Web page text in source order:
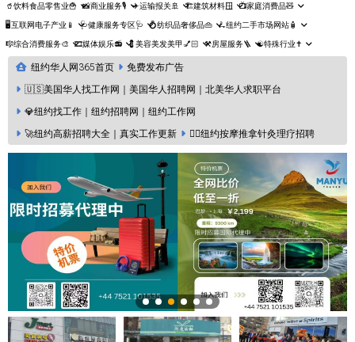
🥤饮料食品零售业🍟 📸商业服务🎙️ ✈️运输报关🚢 🏗️建筑材料🪟 📺家庭消费品🧸
🖥️互联网电子产业📱 🩺健康服务专区🩺 💍纺织品奢侈品👜 🛴纽约二手市场网站🧴
🎼综合消费服务🎨 🎞️媒体娱乐📻 💈美容美发美甲💅🏻 ⚒️房屋服务🪜 ☯️特殊行业✝️
纽约华人网365首页
免费发布广告
🇺🇸美国华人找工作网｜美国华人招聘网｜北美华人求职平台
💎纽约找工作｜纽约招聘网｜纽约工作网
🚀纽约高薪招聘大全｜真实工作更新
💆‍♀️纽约按摩推拿针灸理疗招聘